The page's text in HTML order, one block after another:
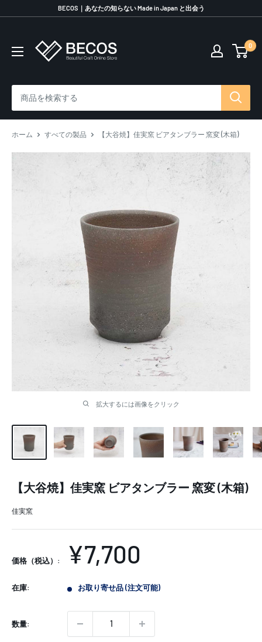
ッ
BECOS｜あなたの知らない Made in Japan と出会う
伝
品
ら
0
ホーム すべての製品 【大谷焼】佳実窯 ビアタンブラー 窯変 (木箱)
拡大するには画像をクリック
【大谷焼】佳実窯 ビアタンブラー 窯変 (木箱)
佳実窯
価格（税込）:
販
売
格
¥7,700
在庫: お取り寄せ品 (注文可能)
数量: